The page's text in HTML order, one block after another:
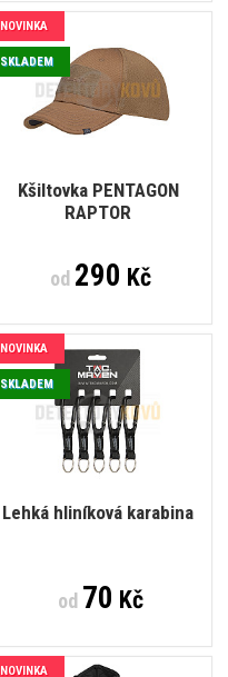
Kšiltovka PENTAGON
RAPTOR
NOVINKA
SKLADEM
od290 Kč
Lehká hliníková karabina
NOVINKA
SKLADEM
od70 Kč
NOVINKA